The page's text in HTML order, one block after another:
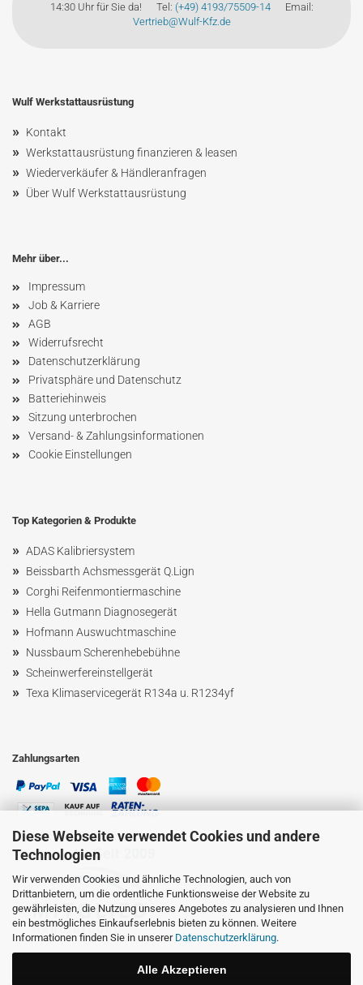
Diese Webseite verwendet Cookies und andere
Technologien
Wir verwenden Cookies und ähnliche Technologien, auch von
Drittanbietern, um die ordentliche Funktionsweise der Website zu
gewährleisten, die Nutzung unseres Angebotes zu analysieren und Ihnen
ein bestmögliches Einkaufserlebnis bieten zu können. Weitere
Informationen finden Sie in unserer Datenschutzerklärung.
Alle Akzeptieren
14:30 Uhr für Sie da! Tel: (+49) 4193/75509-14Email:
Vertrieb@Wulf-Kfz.de
Wulf Werkstattausrüstung
» Kontakt
» Werkstattausrüstung finanzieren & leasen
» Wiederverkäufer & Händleranfragen
» Über Wulf Werkstattausrüstung
Mehr über...
Impressum
Job & Karriere
AGB
Widerrufsrecht
Datenschutzerklärung
Privatsphäre und Datenschutz
Batteriehinweis
Sitzung unterbrochen
Versand- & Zahlungsinformationen
Cookie Einstellungen
Top Kategorien & Produkte
» ADAS Kalibriersystem
» Beissbarth Achsmessgerät Q.Lign
» Corghi Reifenmontiermaschine
» Hella Gutmann Diagnosegerät
» Hofmann Auswuchtmaschine
» NussbaumScherenhebebühne
» Scheinwerfereinstellgerät
» Texa Klimaservicegerät R134a u. R1234yf
Zahlungsarten